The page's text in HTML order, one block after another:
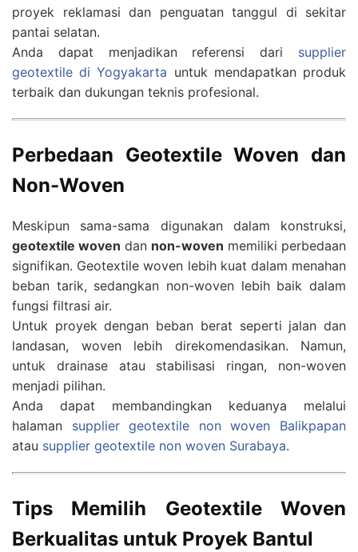
proyek reklamasi dan penguatan tanggul di sekitar
pantai selatan.
Anda dapat menjadikan referensi dari supplier
geotextile di Yogyakarta untuk mendapatkan produk
terbaik dan dukungan teknis profesional.
Perbedaan Geotextile Woven dan
Non-Woven
Meskipun sama-sama digunakan dalam konstruksi,
geotextile woven dan non-woven memiliki perbedaan
signifikan. Geotextile woven lebih kuat dalam menahan
beban tarik, sedangkan non-woven lebih baik dalam
fungsi filtrasi air.
Untuk proyek dengan beban berat seperti jalan dan
landasan, woven lebih direkomendasikan. Namun,
untuk drainase atau stabilisasi ringan, non-woven
menjadi pilihan.
Anda dapat membandingkan keduanya melalui
halaman supplier geotextile non woven Balikpapan
atau supplier geotextile non woven Surabaya.
Tips Memilih Geotextile Woven
Berkualitas untuk Proyek Bantul